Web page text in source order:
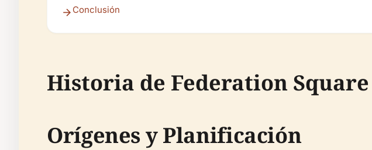
Conclusión
Historia de Federation Square
Orígenes y Planificación